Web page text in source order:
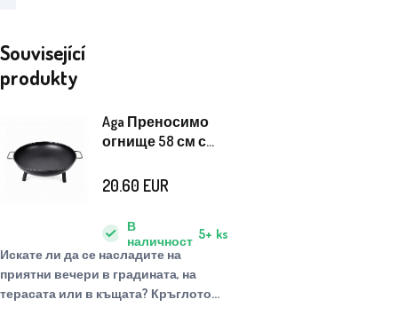
Související
produkty
Aga Преносимо
огнище 58 см с
Искате ли да се насладите на
приятни вечери в градината, на
терасата или в къщата? Кръглото
В
наличност 5+ ks
20.60 EUR